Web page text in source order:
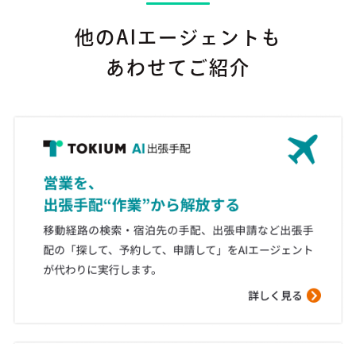
他のAIエージェントも
あわせてご紹介